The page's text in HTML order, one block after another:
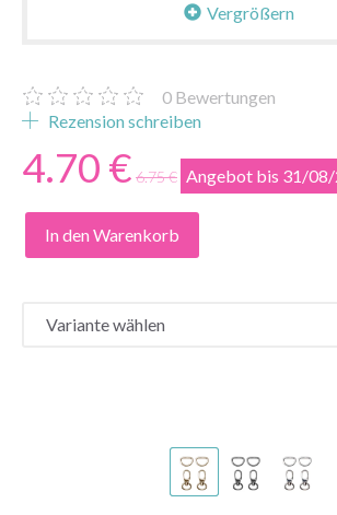
Vergrößern
0 Bewertungen
Rezension schreiben
4.70 € 6.75 € Angebot bis 31/
In den Warenkorb